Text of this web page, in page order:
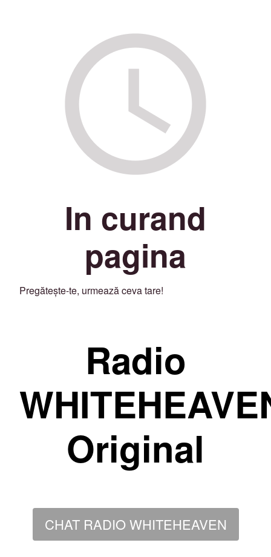
In curand
pagina
Pregătește-te, urmează ceva tare!
Radio
Original
CHAT RADIO WHITEHEAVEN